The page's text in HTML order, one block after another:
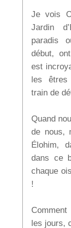
Je vois
Jardin
paradis
début,
est
les êtres
train de
Quand
de nous,
Élohim,
dans ce
chaque
!
les jours,